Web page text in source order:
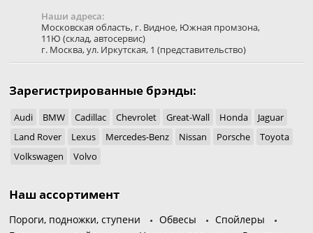
Наши адреса:
Московская область, г. Видное, Южная промзона,
11Ю (склад, автосервис)
г. Москва,ул. Иркутская, 1 (представительство)
Зарегистрированные брэнды:
Audi BMW Cadillac Chevrolet Great-Wall Honda
Jaguar
Land Rover
Lexus Mercedes-Benz Nissan Porsche
Toyota
Volkswagen
Volvo
Наш ассортимент
Пороги, подножки, ступени Обвесы
Спойлеры